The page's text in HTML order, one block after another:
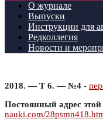
О журнале
Выпуски
Инструкции для
Редколлегия
Новости и
2018. — Т 6. — №4 -
Постоянный адрес
nauki.com/